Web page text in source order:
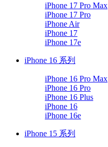
iPhone 17 Pro Max
iPhone 17 Pro
iPhone Air
iPhone 17
iPhone 17e
iPhone 16 系列
iPhone 16 Pro Max
iPhone 16 Pro
iPhone 16 Plus
iPhone 16
iPhone 16e
iPhone 15 系列